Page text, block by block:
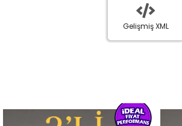
Gelişmiş XML